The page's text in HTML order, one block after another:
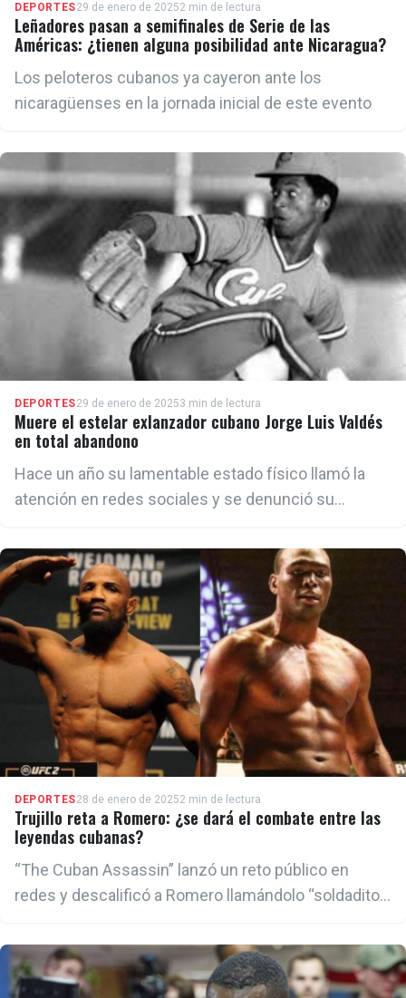
DEPORTES29 de enero de 20252 min de lectura
Leñadores pasan a semifinales de Serie de las
Américas: ¿tienen alguna posibilidad ante Nicaragua?
Los peloteros cubanos ya cayeron ante los
nicaragüenses en la jornada inicial de este evento
DEPORTES29 de enero de 20253 min de lectura
Muere el estelar exlanzador cubano Jorge Luis Valdés
en total abandono
Hace un año su lamentable estado físico llamó la
atención en redes sociales y se denunció su
en la isla
DEPORTES28 de enero de 20252 min de lectura
Trujillo reta a Romero: ¿se dará el combate entre las
leyendas cubanas?
“The Cuban Assassin” lanzó un reto público en
redes y descalificó a Romero llamándolo “soldadito